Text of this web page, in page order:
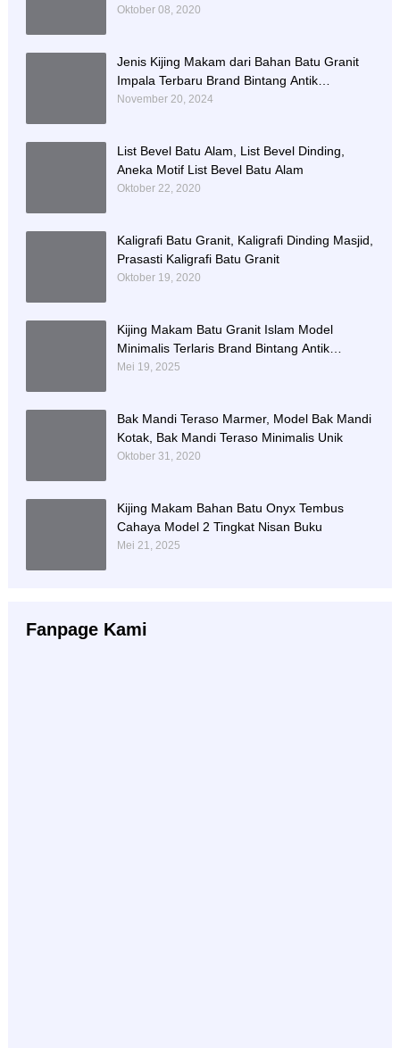
Oktober 08, 2020
Jenis Kijing Makam dari Bahan Batu Granit
Impala Terbaru Brand Bintang Antik
Sejahtera
November 20, 2024
List Bevel Batu Alam, List Bevel Dinding,
Aneka Motif List Bevel Batu Alam
Oktober 22, 2020
Kaligrafi Batu Granit, Kaligrafi Dinding Masjid,
Prasasti Kaligrafi Batu Granit
Oktober 19, 2020
Kijing Makam Batu Granit Islam Model
Minimalis Terlaris Brand Bintang Antik
Sejahtera
Mei 19, 2025
Bak Mandi Teraso Marmer, Model Bak Mandi
Kotak, Bak Mandi Teraso Minimalis Unik
Oktober 31, 2020
Kijing Makam Bahan Batu Onyx Tembus
Cahaya Model 2 Tingkat Nisan Buku
Mei 21, 2025
Fanpage Kami